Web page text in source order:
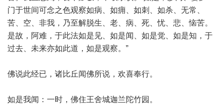
门于世间可念之色观察如病、如痈、如刺、如杀、无常、
苦、空、非我，乃至解脱生、老、病、死、忧、悲、恼苦。
是故，阿难，于此法如是见、如是闻、如是觉、如是知，于
过去、未来亦如此道，如是观察。”
佛说此经已，诸比丘闻佛所说，欢喜奉行。
如是我闻：一时，佛住王舍城迦兰陀竹园。